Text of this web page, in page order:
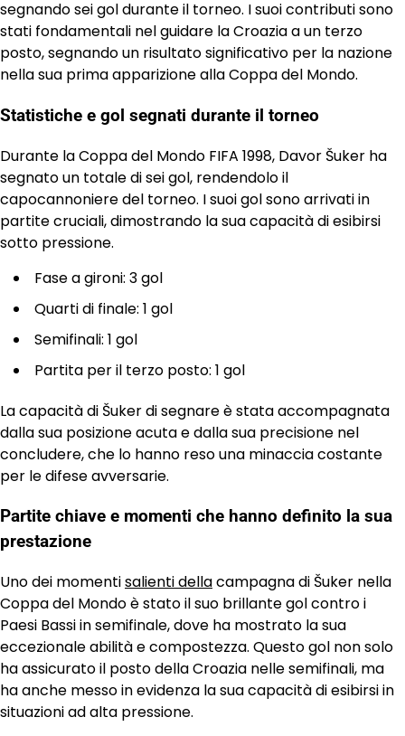
segnando sei gol durante il torneo. I suoi contributi sono
stati fondamentali nel guidare la Croazia a un terzo
posto, segnando un risultato significativo per la nazione
nella sua prima apparizione alla Coppa del Mondo.
Statistiche e gol segnati durante il torneo
Durante la Coppa del Mondo FIFA 1998, Davor Šuker ha
segnato un totale di sei gol, rendendolo il
capocannoniere del torneo. I suoi gol sono arrivati in
partite cruciali, dimostrando la sua capacità di esibirsi
sotto pressione.
Fase a gironi: 3 gol
Quarti di finale: 1 gol
Semifinali: 1 gol
Partita per il terzo posto: 1 gol
La capacità di Šuker di segnare è stata accompagnata
dalla sua posizione acuta e dalla sua precisione nel
concludere, che lo hanno reso una minaccia costante
per le difese avversarie.
Partite chiave e momenti che hanno definito la sua
prestazione
Uno dei momentisalienti dellacampagna di Šuker nella
Coppa del Mondo è stato il suo brillante gol contro i
Paesi Bassi in semifinale, dove ha mostrato la sua
eccezionale abilità e compostezza. Questo gol non solo
ha assicurato il posto della Croazia nelle semifinali, ma
ha anche messo in evidenza la sua capacità di esibirsi in
situazioni ad alta pressione.